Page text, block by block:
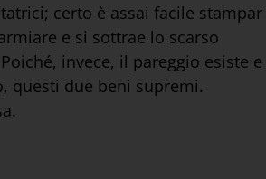
certo è assai facile stampar
e si sottrae lo scarso
invece, il pareggio esiste e
questi due beni supremi.